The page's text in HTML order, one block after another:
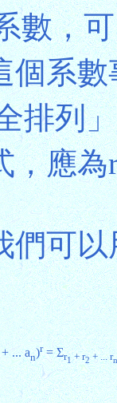
數，
個系
排列
，應為
們可
... an)r= Σr1+ r2+ ... rn